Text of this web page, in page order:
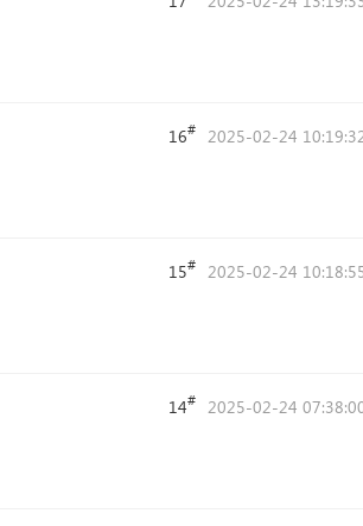
16# 2025-02-24
15# 2025-02-24
14# 2025-02-24